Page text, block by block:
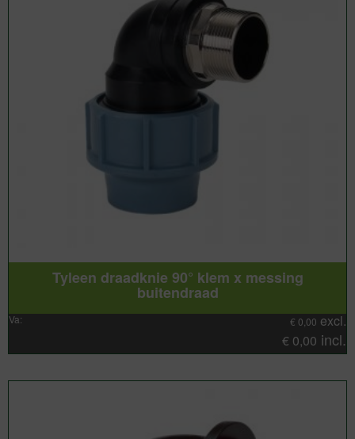
Tyleen draadknie 90° klem x messing
buitendraad
Va: € 0,00 excl.
€ 0,00 incl.